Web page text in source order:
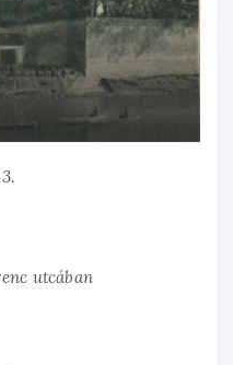
utcában